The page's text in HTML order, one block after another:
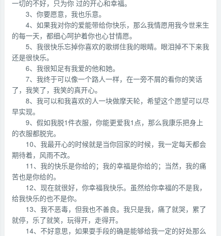
一切的不好，只为你 过的开心和幸福。
3、你要愿意，我也乐意。
4、如果我对你的爱能带给你快乐，那么我情愿用我今世来生
的每一天，都细心呵护着你也心甘情愿。
5、我很快乐忘掉你喜欢的歌绑住我的眼睛。眼泪掉不下来我
还是很快乐。
6、我很知足有我爱的他和她。
7、我终于可以像一个路人一样，在一旁不屑的看你的笑话
了，我笑了，我笑的真开心。
8、我可以和我喜欢的人一块做摩天轮，希望这个愿望可以尽
早实现。
9、假如我脱1件衣服，你能更爱我1点，那么我康乐把身上
的衣服都脱完。
10、我最开心的时候就是当你回家的时候，我一定每天都会
期待着，风雨不改。
11、我的快乐是你给的；我的幸福是你给的；当然，我的痛
苦也是你给的。
12、现在就很好，你幸福我快乐。虽然给你幸福的不是我，
给我快乐的也不是你。
13、我不恶毒，但我也不善良。我只是我，痛了就哭，累了
就停，乐了就笑，玩得开，走得开。
14、不好意思，如果耍手段的确是能够给我一定的好处那么